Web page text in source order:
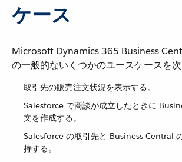
ケース
Microsoft Dynamics 365 Business
の一般的ないくつかのユースケースを次
取引先の販売注文状況を表示する。
Salesforce で商談が成立したときに
文を作成する。
Salesforce の取引先と Business Central
持する。